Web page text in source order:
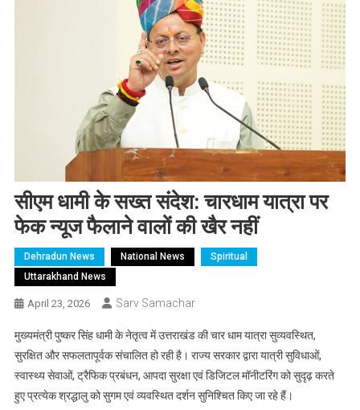
सीएम धामी के सख्त संदेश: चारधाम यात्रा पर
फेक न्यूज फैलाने वालों की खैर नहीं
Dehradun News National News
Spiritual
Uttarakhand News
April 23, 2026 Sarv Samachar
मुख्यमंत्री पुष्कर सिंह धामी के नेतृत्व में उत्तराखंड की चार धाम यात्रा सुव्यवस्थित,
सुरक्षित और सफलतापूर्वक संचालित हो रही है। राज्य सरकार द्वारा यात्री सुविधाओं,
स्वास्थ्य सेवाओं, ट्रैफिक प्रबंधन, आपदा सुरक्षा एवं डिजिटल मॉनीटरिंग को सुदृढ़ करते
हुए प्रत्येक श्रद्धालु को सुगम एवं व्यवस्थित दर्शन सुनिश्चित किए जा रहे हैं।